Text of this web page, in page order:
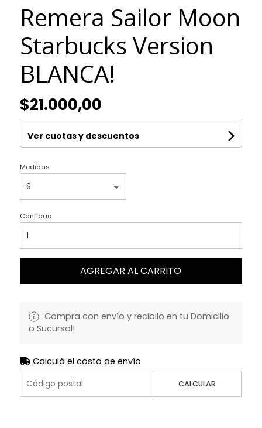
Remera Sailor Moon
Starbucks Version
BLANCA!
$21.000,00
Ver cuotas y descuentos
Medidas
Cantidad
AGREGAR AL CARRITO
Compra con envío y recibilo en tu Domicilio
o Sucursal!
Calculá el costo de envío
CALCULAR